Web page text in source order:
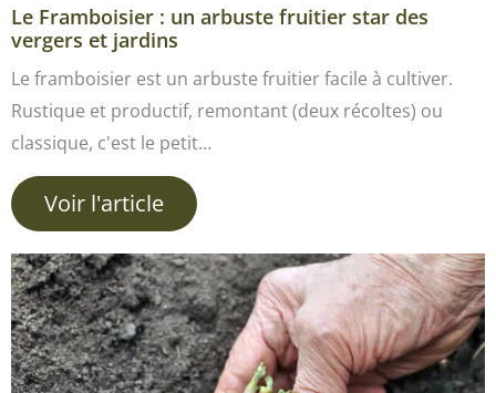
Le Framboisier : un arbuste fruitier star des
vergers et jardins
Le framboisier est un arbuste fruitier facile à cultiver.
Rustique et productif, remontant (deux récoltes) ou
classique, c'est le petit…
Voir l'article